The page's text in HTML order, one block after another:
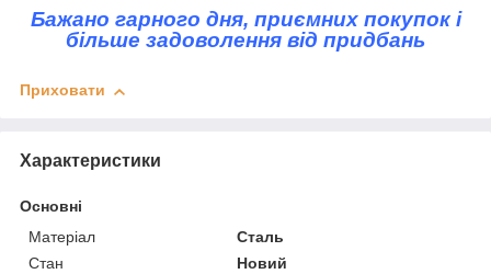
Бажано гарного дня, приємних покупок і
більше задоволення від придбань
Приховати
Характеристики
Основні
Матеріал
Сталь
Стан
Новий